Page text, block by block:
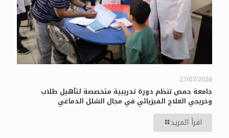
27/07/2026
جامعة حمص تنظم دورة تدريبية متخصصة لتأهيل طلاب
وخريجي العلاج الفيزيائي في مجال الشلل الدماغي
اقرأ المزيد